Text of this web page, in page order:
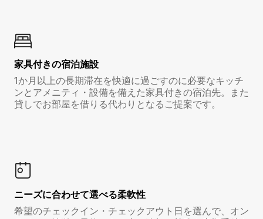
家具付き⁠の宿⁠泊⁠施⁠設
1か月以上の長期滞在を快適に過ごすのに必要なキッチ
ンとアメニティ・設備を備えた家具付きの宿泊先。また
貸しでお部屋を借りる代わりとなるご提案です。
ニーズに合わせて選べる柔軟性
希望のチェックイン・チェックアウト日を選んで、オン